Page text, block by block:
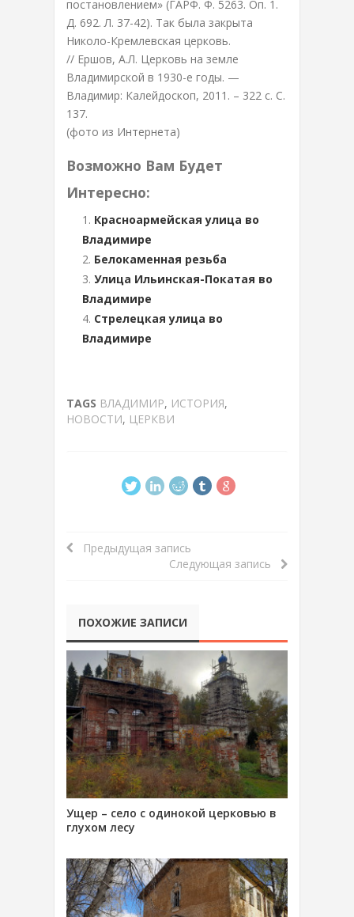
постановлением» (ГАРФ. Ф. 5263. Оп. 1.
Д. 692. Л. 37-42). Так была закрыта
Николо-Кремлевская церковь.
// Ершов, А.Л. Церковь на земле
Владимирской в 1930-е годы. —
Владимир: Калейдоскоп, 2011. – 322 с. С.
137.
(фото из Интернета)
Возможно Вам Будет
Интересно:
Красноармейская улица во
Владимире
Белокаменная резьба
Улица Ильинская-Покатая во
Владимире
Стрелецкая улица во
Владимире
TAGS ВЛАДИМИР, ИСТОРИЯ,
НОВОСТИ, ЦЕРКВИ
Предыдущая запись
Следующая запись
ПОХОЖИЕ ЗАПИСИ
Ущер – село с одинокой церковью в
глухом лесу